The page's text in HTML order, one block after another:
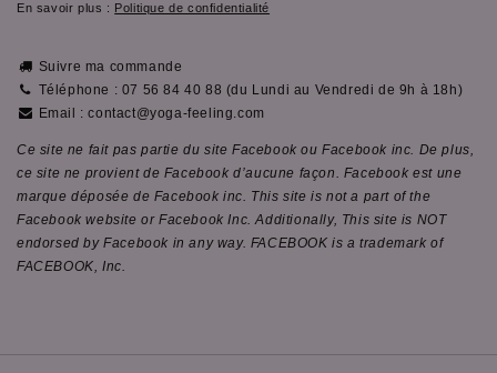
En savoir plus : Politique de confidentialité
Suivre ma commande
Téléphone : 07 56 84 40 88 (du Lundi au Vendredi de 9h à 18h)
Email : contact@yoga-feeling.com
Ce site ne fait pas partie du site Facebook ou Facebook inc. De plus,
ce site ne provient de Facebook d’aucune façon. Facebook est une
marque déposée de Facebook inc. This site is not a part of the
Facebook website or Facebook Inc. Additionally, This site is NOT
endorsed by Facebook in any way. FACEBOOK is a trademark of
FACEBOOK, Inc.